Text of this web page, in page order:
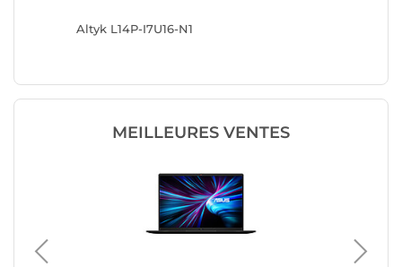
Altyk L14P-I7U16-N1
MEILLEURES VENTES